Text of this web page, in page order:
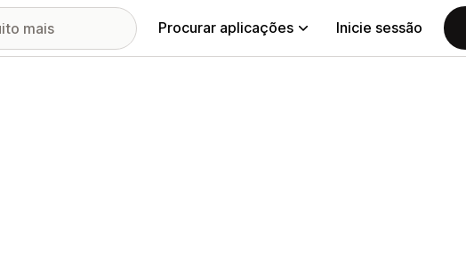
Procurar aplicações Inicie sessão